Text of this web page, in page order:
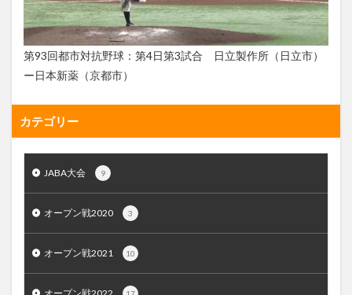
第93回都市対抗野球：第4日第3試合 日立製作所（日立市）
ー日本新薬（京都市）
カテゴリー
JABA大会 9
オープン戦2020 3
オープン戦2021 10